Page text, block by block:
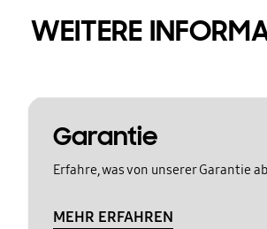
WEITERE
Garantie
Erfahre, was von unserer Garantie
MEHR ERFAHREN